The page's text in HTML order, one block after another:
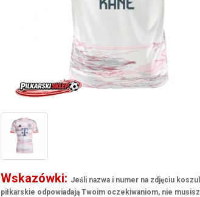
Wskazówki: Jeśli nazwa i numer na zdjęciu
piłkarskie odpowiadają Twoim oczekiwaniom, nie